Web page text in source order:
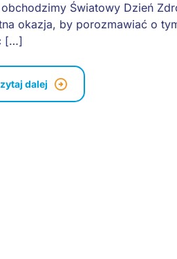
Światowy Dzień
okazja, by porozmawiać o
[…]
dalej